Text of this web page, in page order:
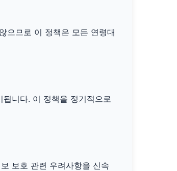
으므로 이 정책은 모든 연령대
니다. 이 정책을 정기적으로
보호 관련 우려사항을 신속